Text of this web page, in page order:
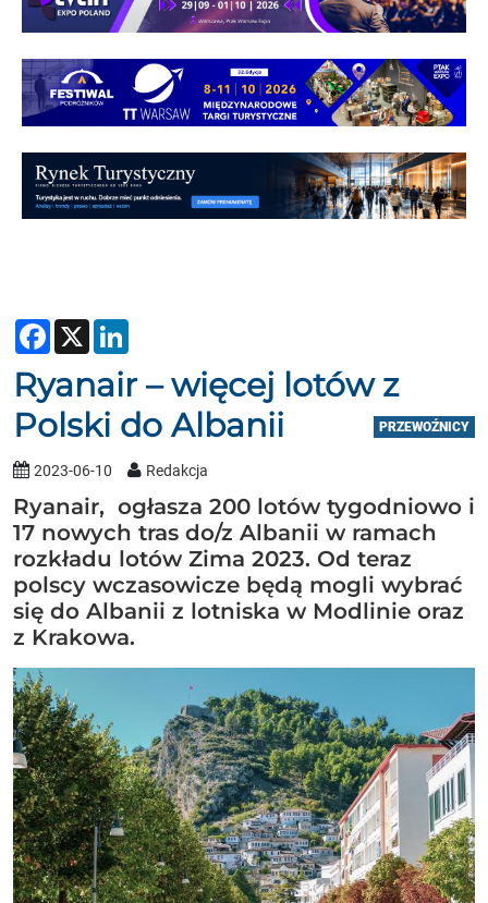
Facebook
X
Ryanair – więcej lotów z
Polski do Albanii
PRZEWOŹNICY
2023-06-10 Redakcja
Ryanair, ogłasza 200 lotów tygodniowo i
17 nowych tras do/z Albanii w ramach
rozkładu lotów Zima 2023. Od teraz
polscy wczasowicze będą mogli wybrać
się do Albanii z lotniska w Modlinie oraz
z Krakowa.